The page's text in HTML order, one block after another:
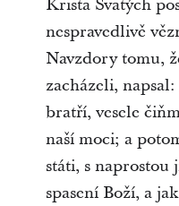
Krista Svatých
nespravedlivě
Navzdory tomu,
zacházeli,
bratří, vesele
naší moci; a
státi, s
spasení Boží, a